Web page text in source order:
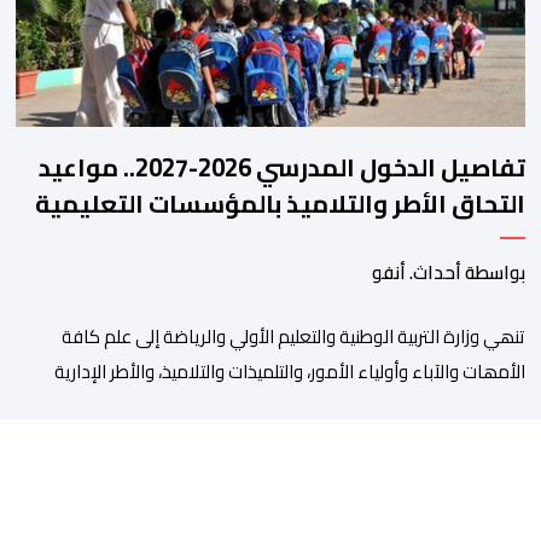
تفاصيل الدخول المدرسي 2026-2027.. مواعيد
التحاق الأطر والتلاميذ بالمؤسسات التعليمية
بواسطة أحداث. أنفو
تنھي وزارة التربیة الوطنیة والتعلیم الأولي والریاضة إلى علم كافة
الأمھات والآباء وأولیاء الأمور، والتلمیذات والتلامیذ، والأطر الإداریة